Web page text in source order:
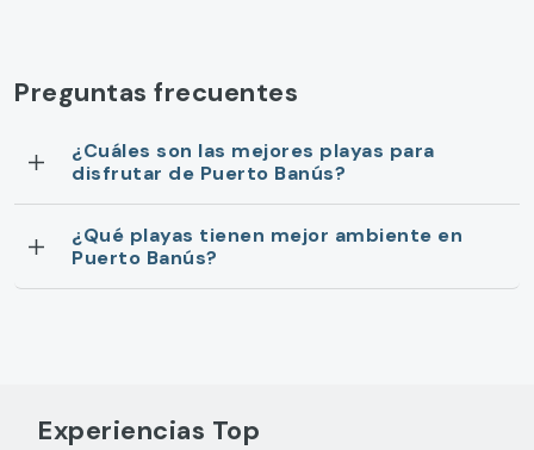
Preguntas frecuentes
¿Cuáles son las mejores playas para
disfrutar de Puerto Banús?
¿Qué playas tienen mejor ambiente en
Puerto Banús?
Experiencias Top